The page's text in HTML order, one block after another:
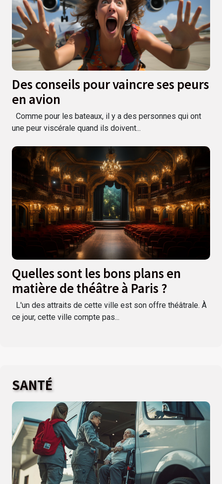
Des conseils pour vaincre ses peurs
en avion
Comme pour les bateaux, il y a des personnes qui ont
une peur viscérale quand ils doivent...
Quelles sont les bons plans en
matière de théâtre à Paris ?
L'un des attraits de cette ville est son offre théâtrale. À
ce jour, cette ville compte pas...
SANTÉ